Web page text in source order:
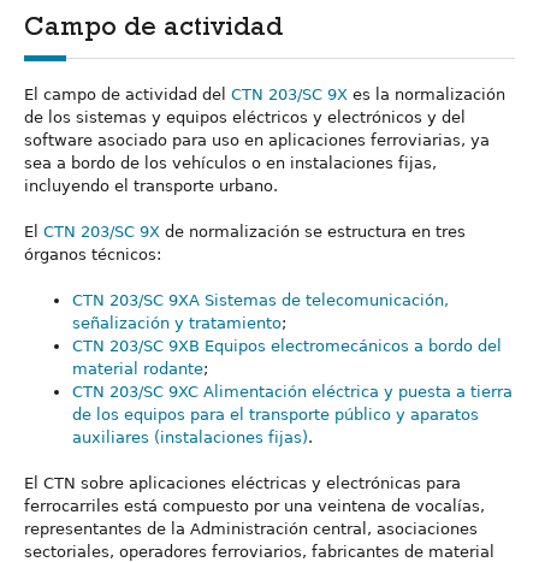
Campo de actividad
El campo de actividad del CTN 203/SC 9X es la normalización
de los sistemas y equipos eléctricos y electrónicos y del
software asociado para uso en aplicaciones ferroviarias, ya
sea a bordo de los vehículos o en instalaciones fijas,
incluyendo el transporte urbano.
El CTN 203/SC 9X de normalización se estructura en tres
órganos técnicos:
CTN 203/SC 9XA Sistemas de telecomunicación,
señalización y tratamiento;
CTN 203/SC 9XB Equipos electromecánicos a bordo del
material rodante;
CTN 203/SC 9XC Alimentación eléctrica y puesta a tierra
de los equipos para el transporte público y aparatos
auxiliares (instalaciones fijas).
El CTN sobre aplicaciones eléctricas y electrónicas para
ferrocarriles está compuesto por una veintena de vocalías,
representantes de la Administración central, asociaciones
sectoriales, operadores ferroviarios, fabricantes de material